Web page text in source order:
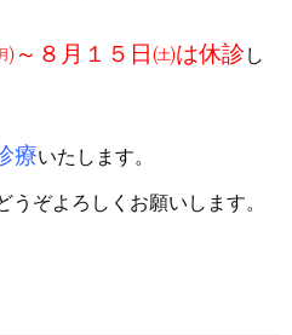
～８月１５日㈯は休診し
療いたします。
ぞよろしくお願いします。